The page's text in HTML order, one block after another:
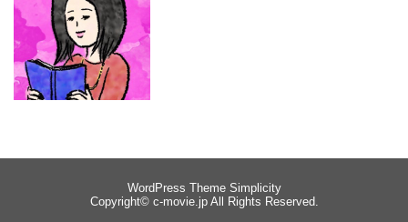
WordPress Theme Simplicity
Copyright© c-movie.jpAll Rights Reserved.